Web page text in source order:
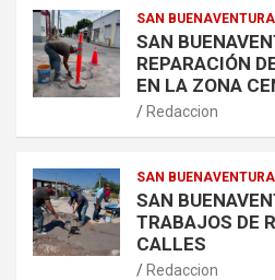
SAN BUENAVENTURA
SAN
REPARACIÓN
EN LA ZONA
Redaccion
SAN BUENAVENTURA
SAN
TRABAJOS DE
CALLES
Redaccion